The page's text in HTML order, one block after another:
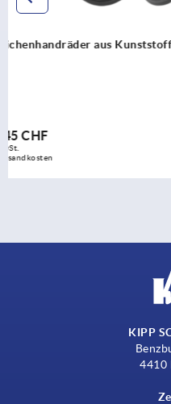
Rändelräder mit Griff
ab8,30 CHF
zzgl. Versandkosten
KIPP
4410